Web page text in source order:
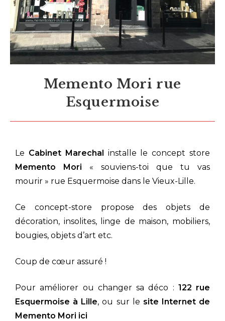
Memento Mori rue
Esquermoise
Le Cabinet Marechal installe le concept store
Memento Mori « souviens-toi que tu vas
mourir » rue Esquermoise dans le Vieux-Lille.
Ce concept-store propose des objets de
décoration, insolites, linge de maison, mobiliers,
bougies, objets d’art etc.
Coup de cœur assuré !
Pour améliorer ou changer sa déco : 122 rue
Esquermoise à Lille, ou sur le site Internet de
Memento Mori ici